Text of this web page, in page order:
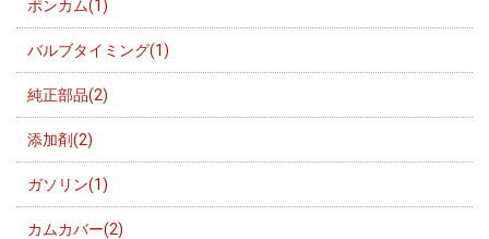
ポンカム(1)
バルブタイミング(1)
純正部品(2)
添加剤(2)
ガソリン(1)
カムカバー(2)